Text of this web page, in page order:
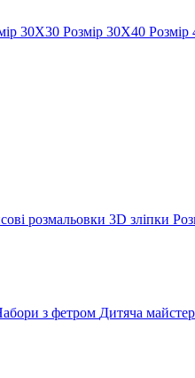
30Х30 Розмір 30Х40
розмальовки 3D зліпки
з фетром Дитяча